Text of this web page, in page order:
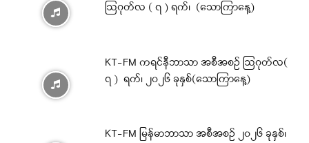
ဩဂုတ်လ ( ၇ ) ရက်၊ (သောကြာနေ့)
KT-FM ကရင်နီဘာသာ အစီအစဉ် ဩဂုတ်လ(
၇ ) ရက်၊ ၂၀၂၆ ခုနှစ်(သောကြာနေ့)
KT-FM မြန်မာဘာသာ အစီအစဉ် ၂၀၂၆ ခုနှစ်၊